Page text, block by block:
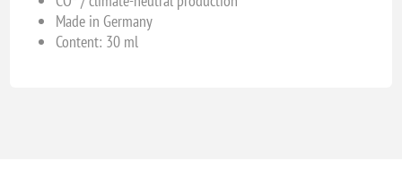
Made in Germany
Content: 30 ml